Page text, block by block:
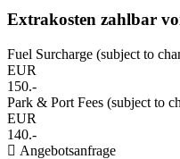
Extrakosten zahlbar
Fuel Surcharge (subject to
EUR
150.-
Park & Port Fees (subject to
EUR
140.-
Angebotsanfrage